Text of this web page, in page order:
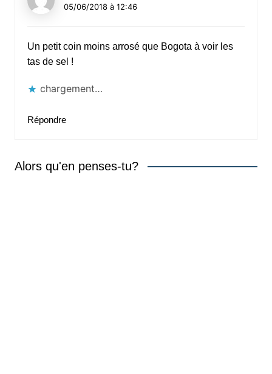
05/06/2018 à 12:46
Un petit coin moins arrosé que Bogota à voir les
tas de sel !
chargement…
Répondre
Alors qu'en penses-tu?